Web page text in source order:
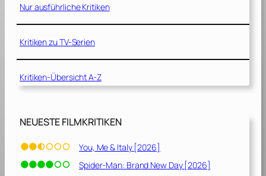
[
2
0
]
Nur ausführliche Kritiken
Kritiken zu TV-Serien
Kritiken-Übersicht A-Z
NEUESTE FILMKRITIKEN
You, Me & Italy [2026]
Spider-Man: Brand New Day [2026]